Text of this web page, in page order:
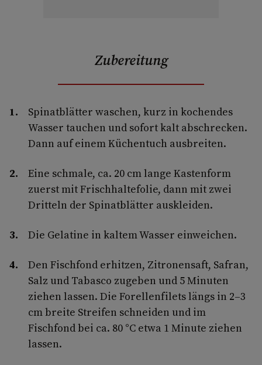
Zubereitung
Spinatblätter waschen, kurz in kochendes
Wasser tauchen und sofort kalt abschrecken.
Dann auf einem Küchentuch ausbreiten.
Eine schmale, ca. 20 cm lange Kastenform
zuerst mit Frischhaltefolie, dann mit zwei
Dritteln der Spinatblätter auskleiden.
Die Gelatine in kaltem Wasser einweichen.
Den Fischfond erhitzen, Zitronensaft, Safran,
Salz und Tabasco zugeben und 5 Minuten
ziehen lassen. Die Forellenfilets längs in 2–3
cm breite Streifen schneiden und im
Fischfond bei ca. 80 °C etwa 1 Minute ziehen
lassen.